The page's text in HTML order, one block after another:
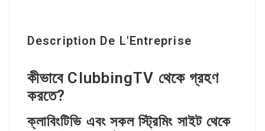
Description De L'Entreprise
কীভাবে ClubbingTV থেকে গ্রহণ
করতে?
ক্লাবিংটিভি এবং সকল স্ট্রিমিং সাইট থেকে